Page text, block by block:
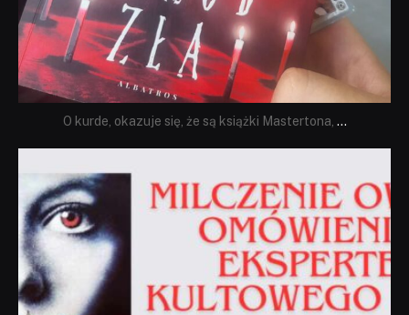
O kurde, okazuje się, że są książki Mastertona, ...
Sie 19